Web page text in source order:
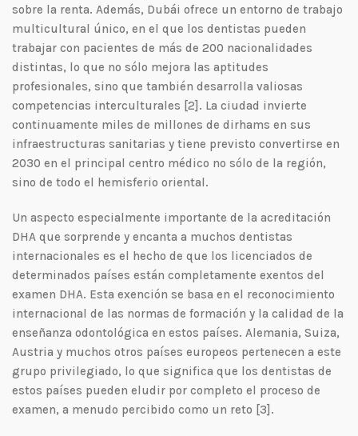
sobre la renta. Además, Dubái ofrece un entorno de trabajo
multicultural único, en el que los dentistas pueden
trabajar con pacientes de más de 200 nacionalidades
distintas, lo que no sólo mejora las aptitudes
profesionales, sino que también desarrolla valiosas
competencias interculturales [2]. La ciudad invierte
continuamente miles de millones de dirhams en sus
infraestructuras sanitarias y tiene previsto convertirse en
2030 en el principal centro médico no sólo de la región,
sino de todo el hemisferio oriental.
Un aspecto especialmente importante de la acreditación
DHA que sorprende y encanta a muchos dentistas
internacionales es el hecho de que los licenciados de
determinados países están completamente exentos del
examen DHA. Esta exención se basa en el reconocimiento
internacional de las normas de formación y la calidad de la
enseñanza odontológica en estos países. Alemania, Suiza,
Austria y muchos otros países europeos pertenecen a este
grupo privilegiado, lo que significa que los dentistas de
estos países pueden eludir por completo el proceso de
examen, a menudo percibido como un reto [3].